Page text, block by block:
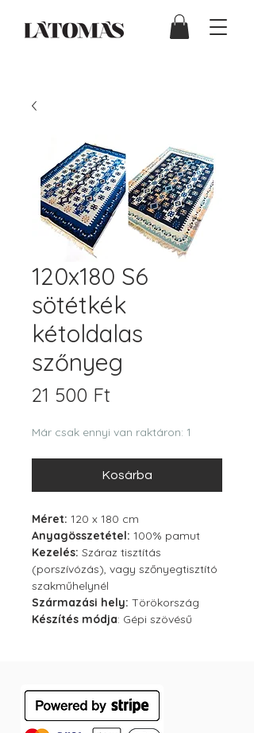
120x180 S6
sötétkék
kétoldalas
szőnyeg
21 500 FtÁr
Már csak ennyi van raktáron: 1
Kosárba
Méret: 120 x 180 cm
Anyagösszetétel: 100% pamut
Kezelés: Száraz tisztítás
(porszívózás), vagy szőnyegtisztító
szakműhelynél
Származási hely: Törökország
Készítés módja: Gépi szövésű